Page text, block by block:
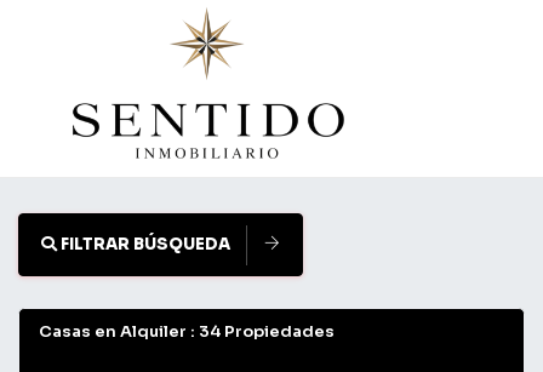
FILTRAR BÚSQUEDA
Casas en Alquiler : 34 Propiedades